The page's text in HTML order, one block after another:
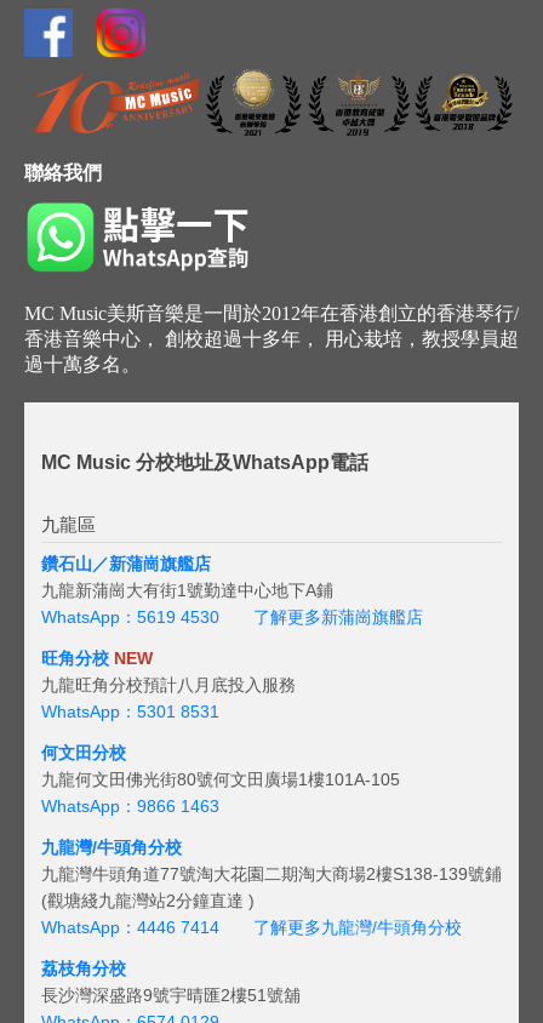
聯絡我們
MC Music美斯音樂是一間於2012年在香港創立的香港琴行/
香港音樂中心， 創校超過十多年， 用心栽培，教授學員超
過十萬多名。
MC Music 分校地址及WhatsApp電話
九龍區
鑽石山／新蒲崗旗艦店
九龍新蒲崗大有街1號勤達中心地下A鋪
WhatsApp：5619 4530
了解更多新蒲崗旗艦店
旺角分校 NEW
九龍旺角分校預計八月底投入服務
WhatsApp：5301 8531
何文田分校
九龍何文田佛光街80號何文田廣場1樓101A-105
WhatsApp：9866 1463
九龍灣/牛頭角分校
九龍灣牛頭角道77號淘大花園二期淘大商場2樓S138-139號鋪
(觀塘綫九龍灣站2分鐘直達 )
WhatsApp：4446 7414
了解更多九龍灣/牛頭角分校
荔枝角分校
長沙灣深盛路9號宇晴匯2樓51號舖